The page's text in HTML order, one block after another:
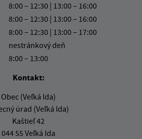
8:00 – 12:30 | 13:00 – 16:00
8:00 – 12:30 | 13:00 – 16:00
8:00 – 12:30 | 13:00 – 17:00
nestránkový deň
8:00 – 13:00
Kontakt:
Obec (Veľká Ida)
úrad (Veľká Ida)
Kaštieľ 42
044 55 Veľká Ida